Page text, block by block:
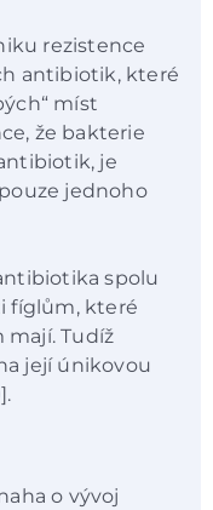
rezistence
antibiotik, které
míst
že bakterie
je
jednoho
spolu
fíglům, které
Tudíž
její únikovou
o vývoj